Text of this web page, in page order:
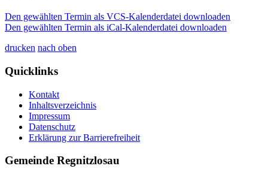
Den gewählten Termin als VCS-Kalenderdatei downloaden
Den gewählten Termin als iCal-Kalenderdatei downloaden
drucken nach oben
Quicklinks
Kontakt
Inhaltsverzeichnis
Impressum
Datenschutz
Erklärung zur Barrierefreiheit
Gemeinde Regnitzlosau